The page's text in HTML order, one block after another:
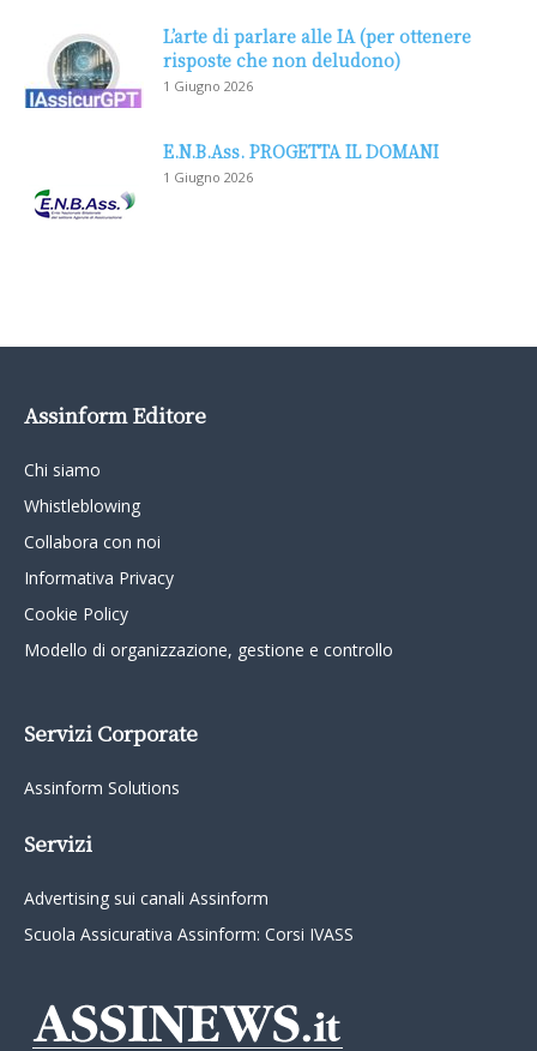
L’arte di parlare alle IA (per ottenere
risposte che non deludono)
1 Giugno 2026
E.N.B.Ass. PROGETTA IL DOMANI
1 Giugno 2026
Assinform Editore
Chi siamo
Whistleblowing
Collabora con noi
Informativa Privacy
Cookie Policy
Modello di organizzazione, gestione e controllo
Servizi Corporate
Assinform Solutions
Servizi
Advertising sui canali Assinform
Scuola Assicurativa Assinform: Corsi IVASS